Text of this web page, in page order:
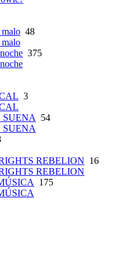
48
375
3
SUENA
54
SUENA
REBELION 16
REBELION
175